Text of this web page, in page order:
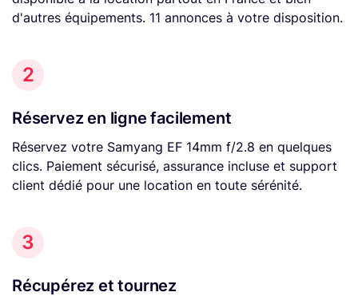
d'autres équipements. 11 annonces à votre disposition.
2
Réservez en ligne facilement
Réservez votre Samyang EF 14mm f/2.8 en quelques
clics. Paiement sécurisé, assurance incluse et support
client dédié pour une location en toute sérénité.
3
Récupérez et tournez